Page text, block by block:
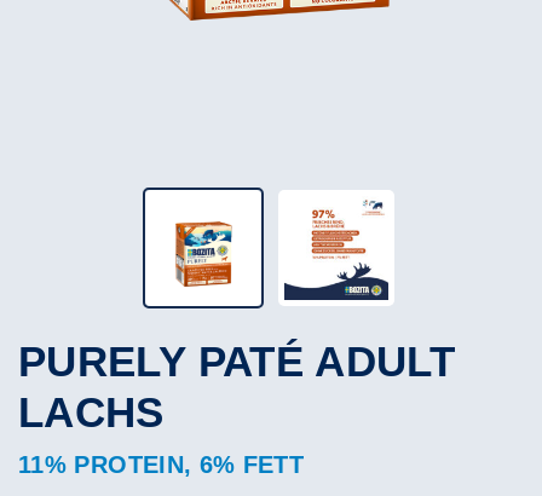
PURELY PATÉ ADULT
LACHS
11% PROTEIN, 6% FETT